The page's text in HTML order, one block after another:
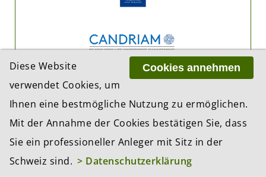
ADRESSE
BCP Business Content Production GmbH
Cookies annehmen
Diese Website
verwendet Cookies, um
Ihnen eine bestmögliche Nutzung zu ermöglichen.
Mit der Annahme der Cookies bestätigen Sie, dass
Sie ein professioneller Anleger mit Sitz in der
Schweiz sind. > Datenschutzerklärung